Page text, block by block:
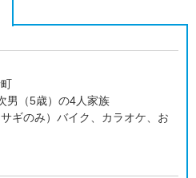
男（5歳）の4人家族
ギのみ）バイク、カラオケ、お